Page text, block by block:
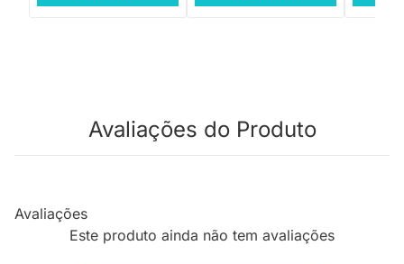
Avaliações do Produto
Avaliações
Este produto ainda não tem avaliações